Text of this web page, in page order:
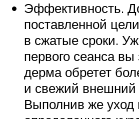
Эффективность.
поставленной
в сжатые сроки.
первого сеанса вы
дерма обретет
и свежий внешний
Выполнив же уход